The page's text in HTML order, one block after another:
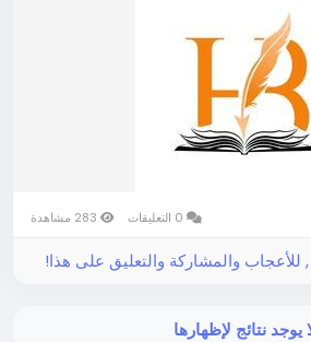
للأعجاب والمشاركة والتعليق على هذا!
يوجد نتائج لإظهارها